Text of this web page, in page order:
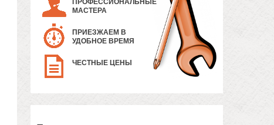
ПРОФЕССИОНАЛЬНЫЕ
МАСТЕРА
ПРИЕЗЖАЕМ В
УДОБНОЕ ВРЕМЯ
ЧЕСТНЫЕ ЦЕНЫ